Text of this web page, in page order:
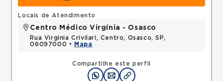
Compartilhe este perfil
Locais de Atendimento
Centro Médico Virgínia - Osasco
Rua Virginia Crivilari, Centro, Osasco, SP,
06097000 •
Mapa